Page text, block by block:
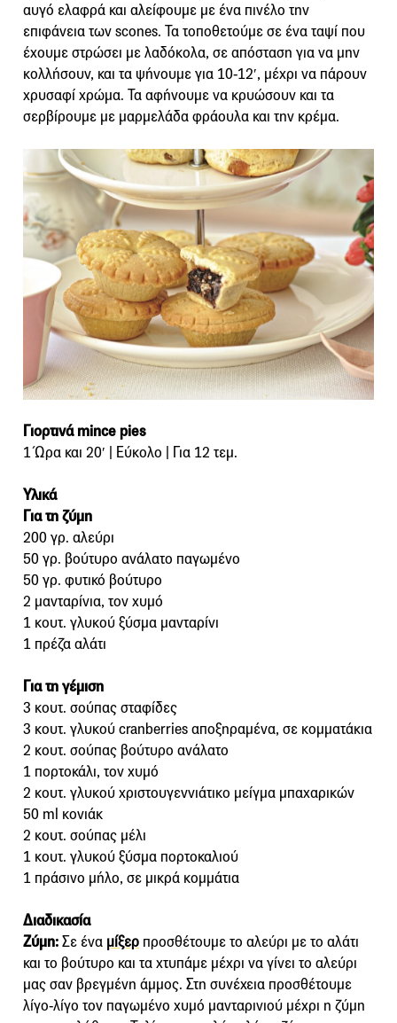
αυγό ελαφρά και αλείφουμε με ένα πινέλο την
επιφάνεια των scones. Τα τοποθετούμε σε ένα ταψί που
έχουμε στρώσει με λαδόκολα, σε απόσταση για να μην
κολλήσουν, και τα ψήνουμε για 10-12′, μέχρι να πάρουν
χρυσαφί χρώμα. Τα αφήνουμε να κρυώσουν και τα
σερβίρουμε με μαρμελάδα φράουλα και την κρέμα.
Γιορτινά mince pies
1 Ώρα και 20′ | Εύκολο | Για 12 τεμ.
Υλικά
Για τη ζύμη
200 γρ. αλεύρι
50 γρ. βούτυρο ανάλατο παγωμένο
50 γρ. φυτικό βούτυρο
2 μανταρίνια, τον χυμό
1 κουτ. γλυκού ξύσμα μανταρίνι
1 πρέζα αλάτι
Για τη γέμιση
3 κουτ. σούπας σταφίδες
3 κουτ. γλυκού cranberries αποξηραμένα, σε κομματάκια
2 κουτ. σούπας βούτυρο ανάλατο
1 πορτοκάλι, τον χυμό
2 κουτ. γλυκού χριστουγεννιάτικο μείγμα μπαχαρικών
50 ml κονιάκ
2 κουτ. σούπας μέλι
1 κουτ. γλυκού ξύσμα πορτοκαλιού
1 πράσινο μήλο, σε μικρά κομμάτια
Διαδικασία
Ζύμη:Σε ένα μίξερ προσθέτουμε το αλεύρι με το αλάτι
και το βούτυρο και τα χτυπάμε μέχρι να γίνει το αλεύρι
μας σαν βρεγμένη άμμος. Στη συνέχεια προσθέτουμε
λίγο-λίγο τον παγωμένο χυμό μανταρινιού μέχρι η ζύμη